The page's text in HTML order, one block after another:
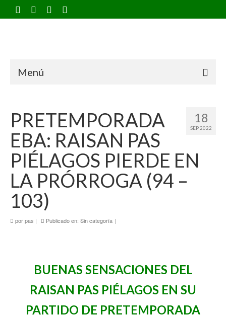
Menú
18
SEP 2022
PRETEMPORADA
EBA: RAISAN PAS
PIÉLAGOS PIERDE EN
LA PRÓRROGA (94 –
103)
porpas | Publicado en: Sin categoría |
BUENAS SENSACIONES DEL
RAISAN PAS PIÉLAGOS EN SU
PARTIDO DE PRETEMPORADA